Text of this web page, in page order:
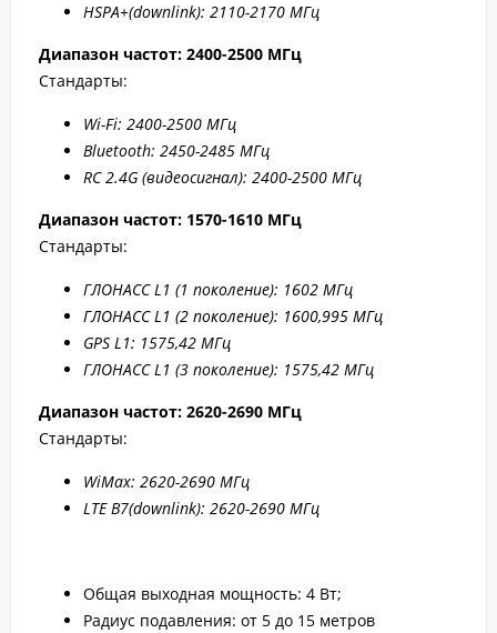
HSPA+(downlink): 2110-2170 МГц
Диапазон частот: 2400-2500 МГц
Стандарты:
Wi-Fi: 2400-2500 МГц
Bluetooth: 2450-2485 МГц
RC 2.4G (видеосигнал): 2400-2500 МГц
Диапазон частот: 1570-1610 МГц
Стандарты:
ГЛОНАСС L1 (1 поколение): 1602 МГц
ГЛОНАСС L1 (2 поколение): 1600,995 МГц
GPS L1: 1575,42 МГц
ГЛОНАСС L1 (3 поколение): 1575,42 МГц
Диапазон частот: 2620-2690 МГц
Стандарты:
WiMax: 2620-2690 МГц
LTE B7(downlink): 2620-2690 МГц
Общая выходная мощность: 4 Вт;
Радиус подавления: от 5 до 15 метров